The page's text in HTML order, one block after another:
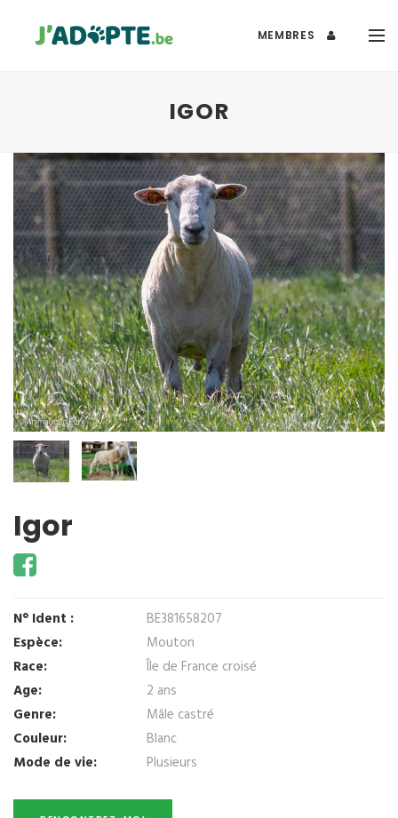
MEMBRES
IGOR
Igor
N° Ident :
BE381658207
Espèce:
Mouton
Race:
Île de France croisé
Age:
2 ans
Genre:
Mâle castré
Couleur:
Blanc
Mode de vie:
Plusieurs